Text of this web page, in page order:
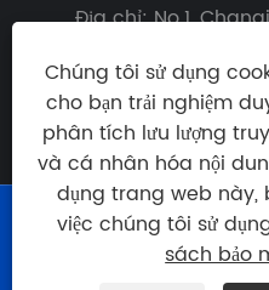
Địa chỉ: No.1,
Bản quyền © 2025
Technology Co.,
Chúng tôi sử dụng
cho bạn trải nghiệm
phân tích lưu lượng
và cá nhân hóa nội
dụng trang web này,
việc chúng tôi sử
sách bảo